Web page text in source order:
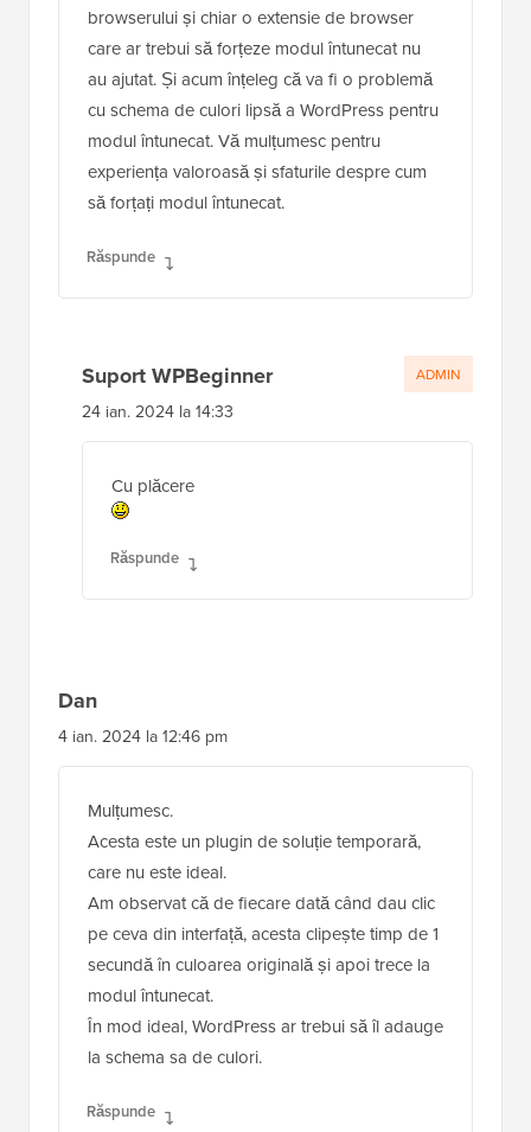
browserului și chiar o extensie de browser
care ar trebui să forțeze modul întunecat nu
au ajutat. Și acum înțeleg că va fi o problemă
cu schema de culori lipsă a WordPress pentru
modul întunecat. Vă mulțumesc pentru
experiența valoroasă și sfaturile despre cum
să forțați modul întunecat.
Răspunde
Suport WPBeginner
24 ian. 2024 la 14:33
Cu plăcere
Răspunde
ADMIN
Dan
4 ian. 2024 la 12:46 pm
Mulțumesc.
Acesta este un plugin de soluție temporară,
care nu este ideal.
Am observat că de fiecare dată când dau clic
pe ceva din interfață, acesta clipește timp de 1
secundă în culoarea originală și apoi trece la
modul întunecat.
În mod ideal, WordPress ar trebui să îl adauge
la schema sa de culori.
Răspunde